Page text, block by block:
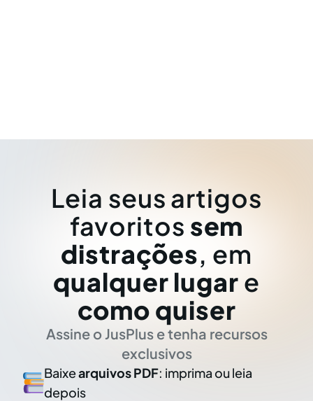
Leia seus artigos
favoritos sem
distrações, em
qualquer lugar e
como quiser
Assine o JusPlus e tenha recursos
exclusivos
Baixearquivos PDF: imprima ou leia
depois